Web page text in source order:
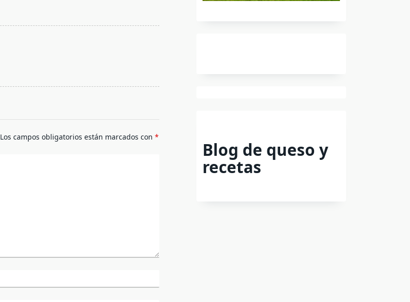
Los campos obligatorios están marcados con*
Blog de queso y
recetas